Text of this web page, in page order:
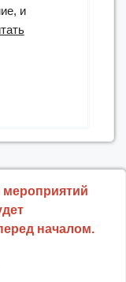
и
началом.